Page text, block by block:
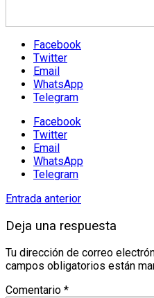
Facebook
Twitter
Email
WhatsApp
Telegram
Facebook
Twitter
Email
WhatsApp
Telegram
Entrada anterior
Deja una respuesta
Tu dirección de correo
campos obligatorios están
Comentario *